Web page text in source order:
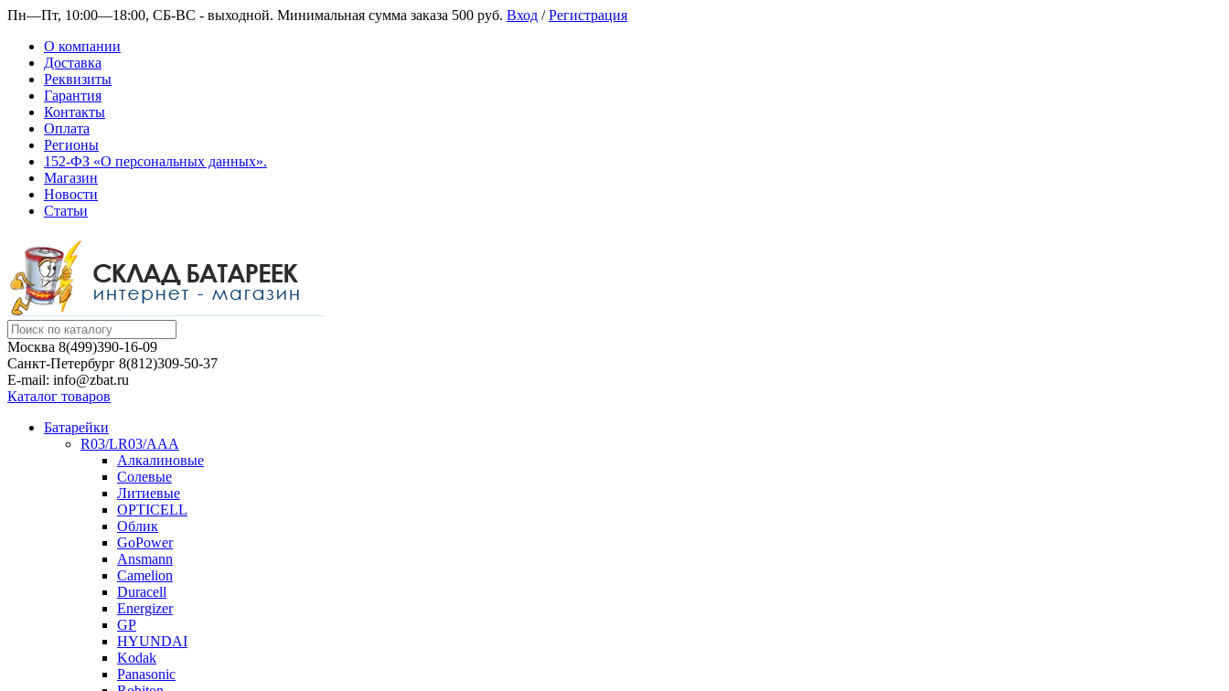
Пн—Пт, 10:00—18:00, СБ-ВС - выходной. Минимальная сумма заказа 500 руб. Вход /Регистрация
О компании
Доставка
Реквизиты
Гарантия
Контакты
Оплата
Регионы
152-ФЗ «О персональных данных».
Магазин
Новости
Статьи
Москва 8(499)390-16-09
Санкт-Петербург 8(812)309-50-37
E-mail: info@zbat.ru
Каталог товаров
Батарейки
R03/LR03/AAA
Алкалиновые
Солевые
Литиевые
OPTICELL
Облик
GoPower
Ansmann
Camelion
Duracell
Energizer
GP
HYUNDAI
Kodak
Panasonic